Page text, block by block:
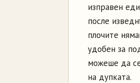
изправен
после
плочите
удобен за
можеше да
на дупката.